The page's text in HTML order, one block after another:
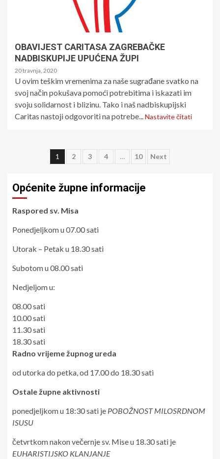
OBAVIJEST CARITASA ZAGREBAČKE
NADBISKUPIJE UPUĆENA ŽUPI
20 travnja, 2020
U ovim teškim vremenima za naše sugrađane svatko na
svoj način pokušava pomoći potrebitima i iskazati im
svoju solidarnost i blizinu. Tako i naš nadbiskupijski
Caritas nastoji odgovoriti na potrebe...Nastavite čitati
Posts
1 2 3 4 … 10 Next
Općenite župne informacije
Raspored sv. Misa
Ponedjeljkom u 07.00 sati
Utorak – Petak u 18.30 sati
Subotom u 08.00 sati
Nedjeljom u:
08.00 sati
10.00 sati
11.30 sati
18.30 sati
Radno vrijeme župnog ureda
od utorka do petka, od 17.00 do 18.30 sati
Ostale župne aktivnosti
ponedjeljkom u 18:30 sati je POBOŽNOST MILOSRDNOM
ISUSU
četvrtkom nakon večernje sv. Mise u 18.30 sati je
EUHARISTIJSKO KLANJANJE